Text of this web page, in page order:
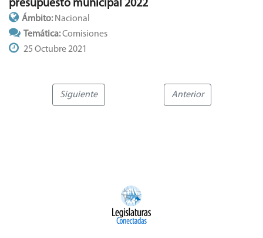
presupuesto municipal 2022
Ámbito: Nacional
Temática:Comisiones
25 Octubre 2021
Siguiente Anterior